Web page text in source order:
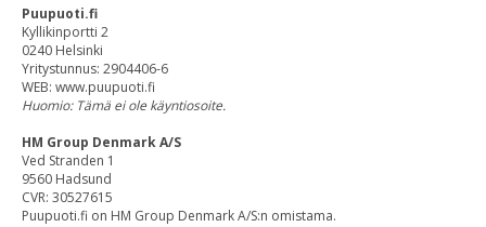
Puupuoti.fi
Kyllikinportti 2
0240 Helsinki
Yritystunnus: 2904406-6
WEB: www.puupuoti.fi
Huomio: Tämä ei ole käyntiosoite.
HM Group Denmark A/S
Ved Stranden 1
9560 Hadsund
CVR: 30527615
Puupuoti.fi on HM Group Denmark A/S:n omistama.